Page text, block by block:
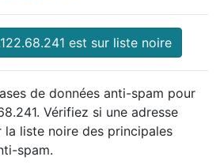
est sur liste noire
de données anti-spam pour
Vérifiez si une adresse
la liste noire des principales
spam.